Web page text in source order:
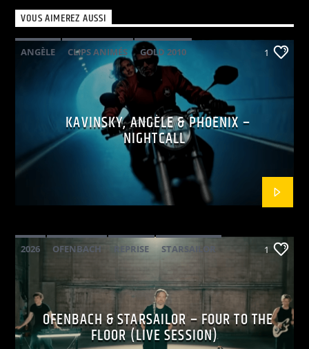
VOUS AIMEREZ AUSSI
ANGÈLE CLIPS ANIMÉS
GOLD 2010
PHOENIX POP ELECTRO
1
KAVINSKY, ANGÈLE & PHOENIX –
NIGHTCALL
2026 OFENBACH REPRISE STARSAILOR 1
OFENBACH & STARSAILOR – FOUR TO THE
FLOOR (LIVE SESSION)